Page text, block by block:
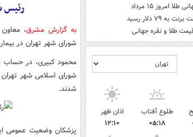
امروز ۱۵ مرداد
به ۷۹ دلار رسید
طلا و نقره جهانی
طلوع آفتاب
۰۵:۱۸
اذان ظهر
۱۲:۱۰
رئیس
به گزارش مشرق،
شورای شهر تهران در
محمود کبیری، در
شورای اسلامی شهر تهران
شدند.
پزشکان وضعیت عمومی